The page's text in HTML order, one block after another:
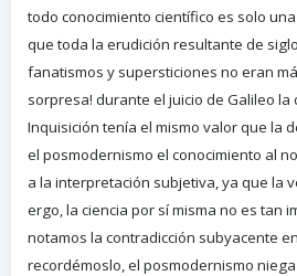
todo conocimiento científico es solo
que toda la erudición resultante de
fanatismos y supersticiones no eran
sorpresa! durante el juicio de Galileo la
Inquisición tenía el mismo valor que la
el posmodernismo el conocimiento al
a la interpretación subjetiva, ya que la
ergo, la ciencia por sí misma no es tan
notamos la contradicción subyacente
recordémoslo, el posmodernismo